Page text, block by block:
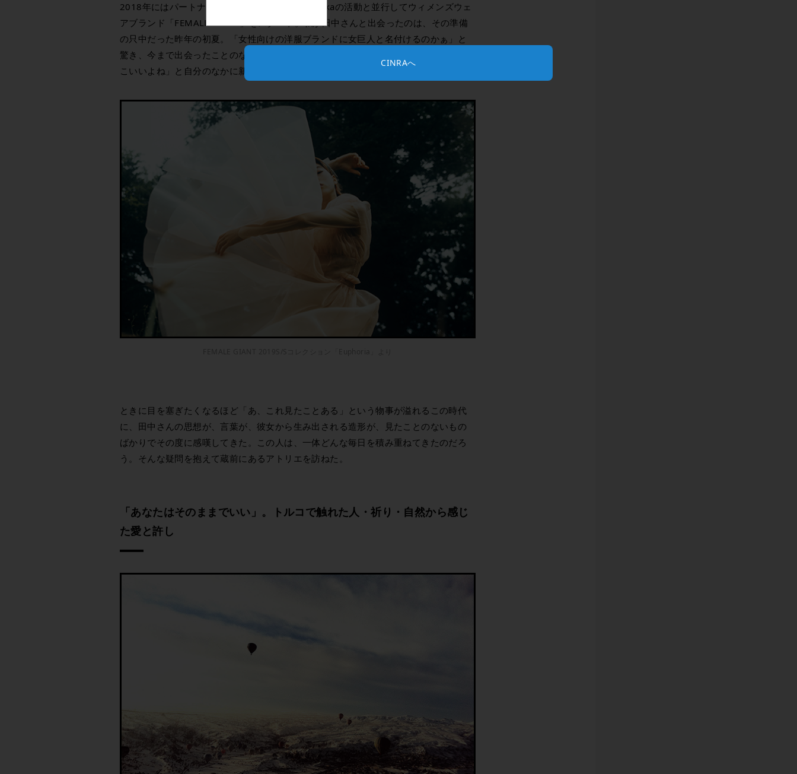
CINRAへ
2018年にはパートナーと共に会社を設立し、muskaの活動と並行してウィメンズウェ
アブランド「FEMALE GIANT」をスタート。私が田中さんと出会ったのは、その準備
の只中だった昨年の初夏。「女性向けの洋服ブランドに女巨人と名付けるのかぁ」と
驚き、今まで出会ったことのなかったその美意識に感化され、「そんなあり方もかっ
こいいよね」と自分のなかに新たな女性像が加わったのだった。
ときに目を塞ぎたくなるほど「あ、これ見たことある」という物事が溢れるこの時代
に、田中さんの思想が、言葉が、彼女から生み出される造形が、見たことのないもの
ばかりでその度に感嘆してきた。この人は、一体どんな毎日を積み重ねてきたのだろ
う。そんな疑問を抱えて蔵前にあるアトリエを訪ねた。
「あなたはそのままでいい」。トルコで触れた人・祈り・自然から感じ
た愛と許し